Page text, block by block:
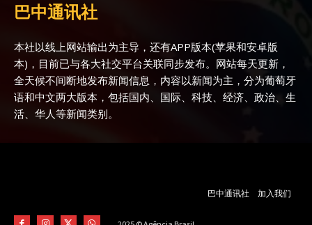
巴中通讯社
本社以线上网站输出为主导，还有APP版本(苹果和安卓版
本)，目前已与各大社交平台关联同步发布。网站每天更新，
全天候不间断地发布新闻信息，内容以新闻为主，分为葡萄牙
语和中文两大版本，包括国内、国际、科技、经济、政治、生
活、华人等新闻类别。
巴中通讯社 加入我们